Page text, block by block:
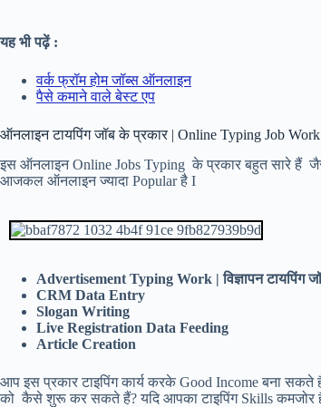
यह भी पढ़ें :
वर्क फ्रॉम होम जॉब्स ऑनलाइन
पैसे कमाने वाले बेस्ट एप
ऑनलाइन टायपिंग जॉब के प्रकार | Online Typing Job
इस ऑनलाइन Online Jobs Typing के प्रकार बहुत सारे हैं
आजकल ऑनलाइन ज्यादा Popular है I
Advertisement Typing Work | विज्ञापन टायपिंग
CRM Data Entry
Slogan Writing
Live Registration Data Feeding
Article Creation
आप इस प्रकार टाइपिंग कार्य करके Good Income बना
को कैसे शुरू कर सकते हैं? यदि आपका टाइपिंग Skills कमजोर